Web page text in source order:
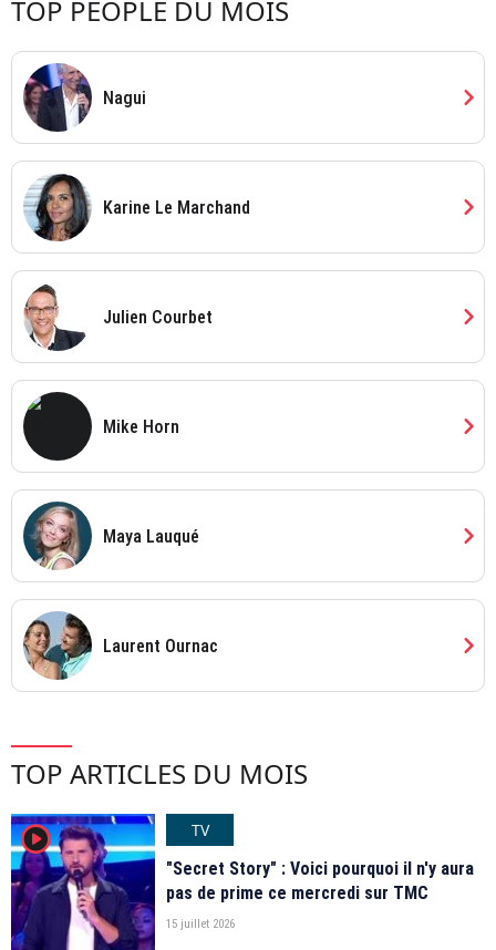
TOP PEOPLE DU MOIS
Nagui chevron_right
Karine Le Marchand chevron_right
Julien Courbet chevron_right
Mike Horn chevron_right
Maya Lauqué chevron_right
Laurent Ournac chevron_right
TOP ARTICLES DU MOIS
player2
TV
"Secret Story" : Voici pourquoi il n'y aura
pas de prime ce mercredi sur TMC
15 juillet 2026